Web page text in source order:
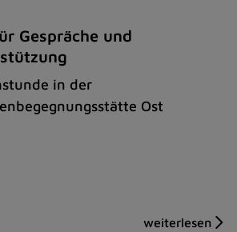
Gespräche und
in der
Ost